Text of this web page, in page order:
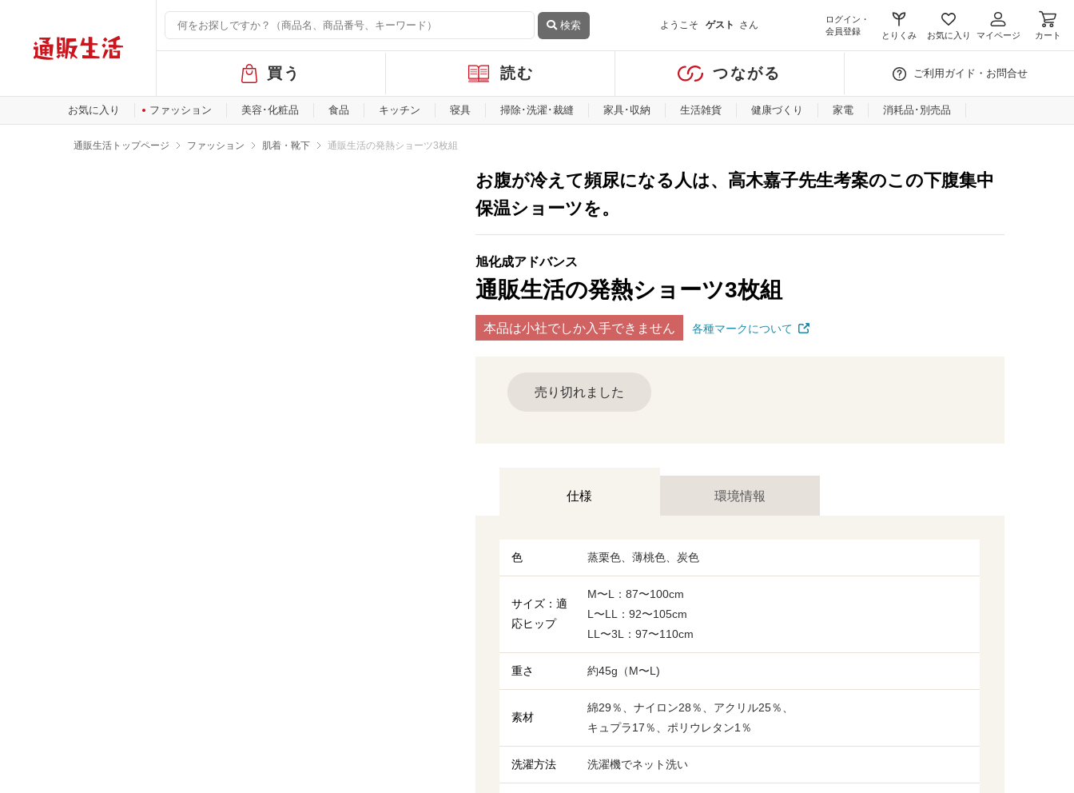
検索 ようこそ ゲスト さん
ログイン・
会員登録
とりくみ お気に入り マイページ カート
バ
ル
メ
買う 読む つながる ご利用ガイド・お問合せ
お気に入り ファッション 美容･化粧品 食品 キッチン 寝具 掃除･洗濯･裁縫 家具･収納 生活雑貨 健康づくり 家電 消耗品･別売品
通販生活トップページ ファッション 肌着・靴下 通販生活の発熱ショーツ3枚組
お腹が冷えて頻尿になる人は、高木嘉子先生考案のこの下腹集中
保温ショーツを。
旭化成アドバンス
通販生活の発熱ショーツ3枚組
本品は小社でしか入手できません 各種マークについて
売り切れました
仕様 環境情報
色 蒸栗色、薄桃色、炭色
サイズ：適
応ヒップ
M〜L：87〜100cm
L〜LL：92〜105cm
LL〜3L：97〜110cm
重さ 約45g（M〜L)
素材
綿29％、ナイロン28％、アクリル25％、
キュプラ17％、ポリウレタン1％
洗濯方法 洗濯機でネット洗い